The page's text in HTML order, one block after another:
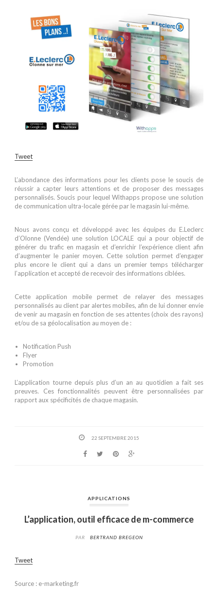
Tweet
L’abondance des informations pour les clients pose le soucis de
réussir a capter leurs attentions et de proposer des messages
personnalisés. Soucis pour lequel Withapps propose une solution
de communication ultra-locale gérée par le magasin lui-même.
Nous avons conçu et développé avec les équipes du E.Leclerc
d’Olonne (Vendée) une solution LOCALE qui a pour objectif de
générer du trafic en magasin et d’enrichir l’expérience client afin
d’augmenter le panier moyen. Cette solution permet d’engager
plus encore le client qui a dans un premier temps télécharger
l’application et accepté de recevoir des informations ciblées.
Cette application mobile permet de relayer des messages
personnalisés au client par alertes mobiles, afin de lui donner envie
de venir au magasin en fonction de ses attentes (choix des rayons)
et/ou de sa géolocalisation au moyen de :
Notification Push
Flyer
Promotion
L’application tourne depuis plus d’un an au quotidien a fait ses
preuves. Ces fonctionnalités peuvent être personnalisées par
rapport aux spécificités de chaque magasin.
22 SEPTEMBRE 2015
APPLICATIONS
L’application, outil efficace de m-commerce
PAR BERTRAND BREGEON
Tweet
Source : e-marketing.fr